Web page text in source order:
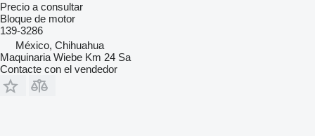
Precio a consultar
Bloque de motor
139-3286
México, Chihuahua
Maquinaria Wiebe Km 24 Sa
Contacte con el vendedor